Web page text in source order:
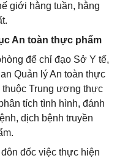
giới hằng tuần, hằng
An toàn thực phẩm
để chỉ đạo Sở Y tế,
Quản lý An toàn thực
thuộc Trung ương thực
tích tình hình, đánh
dịch bệnh truyền
đốc việc thực hiện